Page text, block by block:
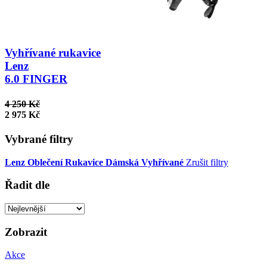
Vyhřívané rukavice
Lenz
6.0 FINGER
4 250 Kč
2 975 Kč
Vybrané filtry
Lenz Oblečení Rukavice Dámská Vyhřívané Zrušit filtry
Řadit dle
Zobrazit
Akce